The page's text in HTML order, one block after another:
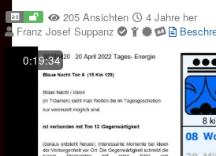
205 Ansichten
4 Jahre her
Franz Josef Suppanz
0:19:34